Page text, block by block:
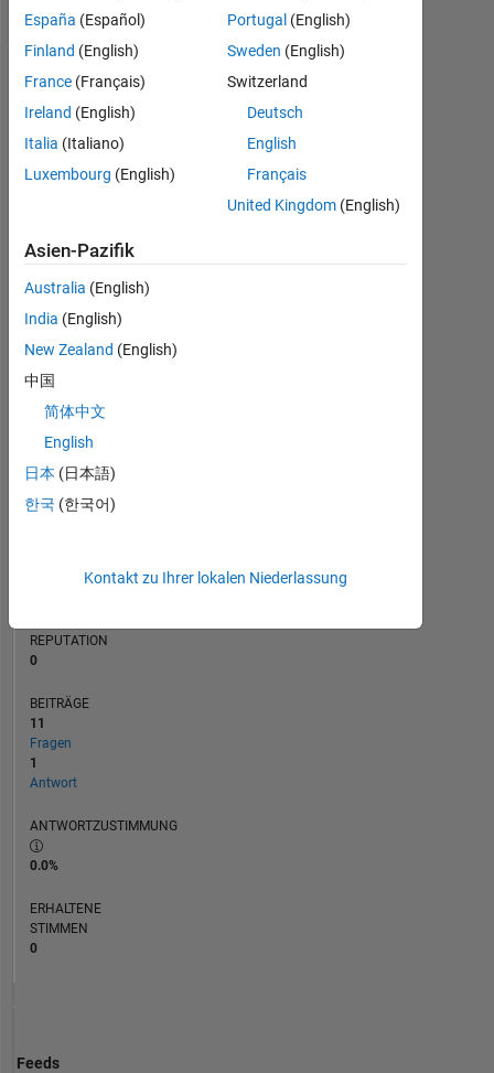
Dashboard
Statistik
MATLAB Answers
BEITRÄGE L
0
2
3
4
5
REPUTATION
0
BEITRÄGE
11
Fragen
1
Antwort
ANTWORTZUSTIMMUNG
0.0%
ERHALTENE
STIMMEN
0
Feeds
España (Español)
Finland (English)
France (Français)
Ireland (English)
Italia (Italiano)
Luxembourg (English)
Portugal (English)
Sweden (English)
Switzerland
Deutsch
English
Français
United Kingdom (English)
Asien-Pazifik
Australia (English)
India (English)
New Zealand (English)
中国
简体中文
English
日本 (日本語)
한국 (한국어)
Kontakt zu Ihrer lokalen Niederlassung